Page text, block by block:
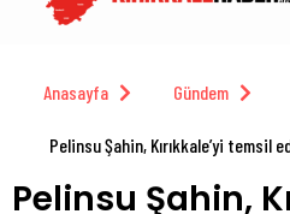
Anasayfa Gündem
Pelinsu Şahin, Kırıkkale’yi temsil
Pelinsu Şahin,